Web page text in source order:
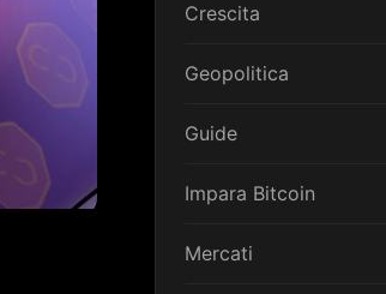
Crescita
Geopolitica
Guide
Impara Bitcoin
Mercati